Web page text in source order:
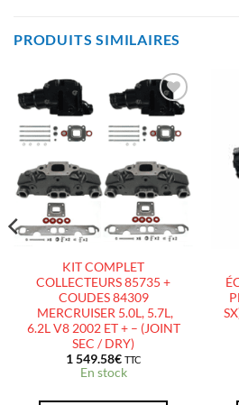
PRODUITS SIMILAIRES
AJOUTER
À LA
LISTE
D’ENVIES
KIT COMPLET
COLLECTEURS 85735 +
COUDES 84309
MERCRUISER 5.0L, 5.7L,
6.2L V8 2002 ET + – (JOINT
SEC / DRY)
1 549.58€ TTC
En stock